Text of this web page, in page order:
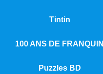
Tintin
100 ANS DE FRANQUIN
Puzzles BD